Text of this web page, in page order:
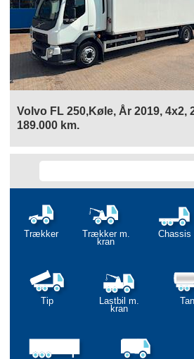
Volvo FL 250,Køle, År 2019, 4x2,
189.000 km.
Trækker Trækker m.
kran
Chassis
Tip Lastbil m.
kran